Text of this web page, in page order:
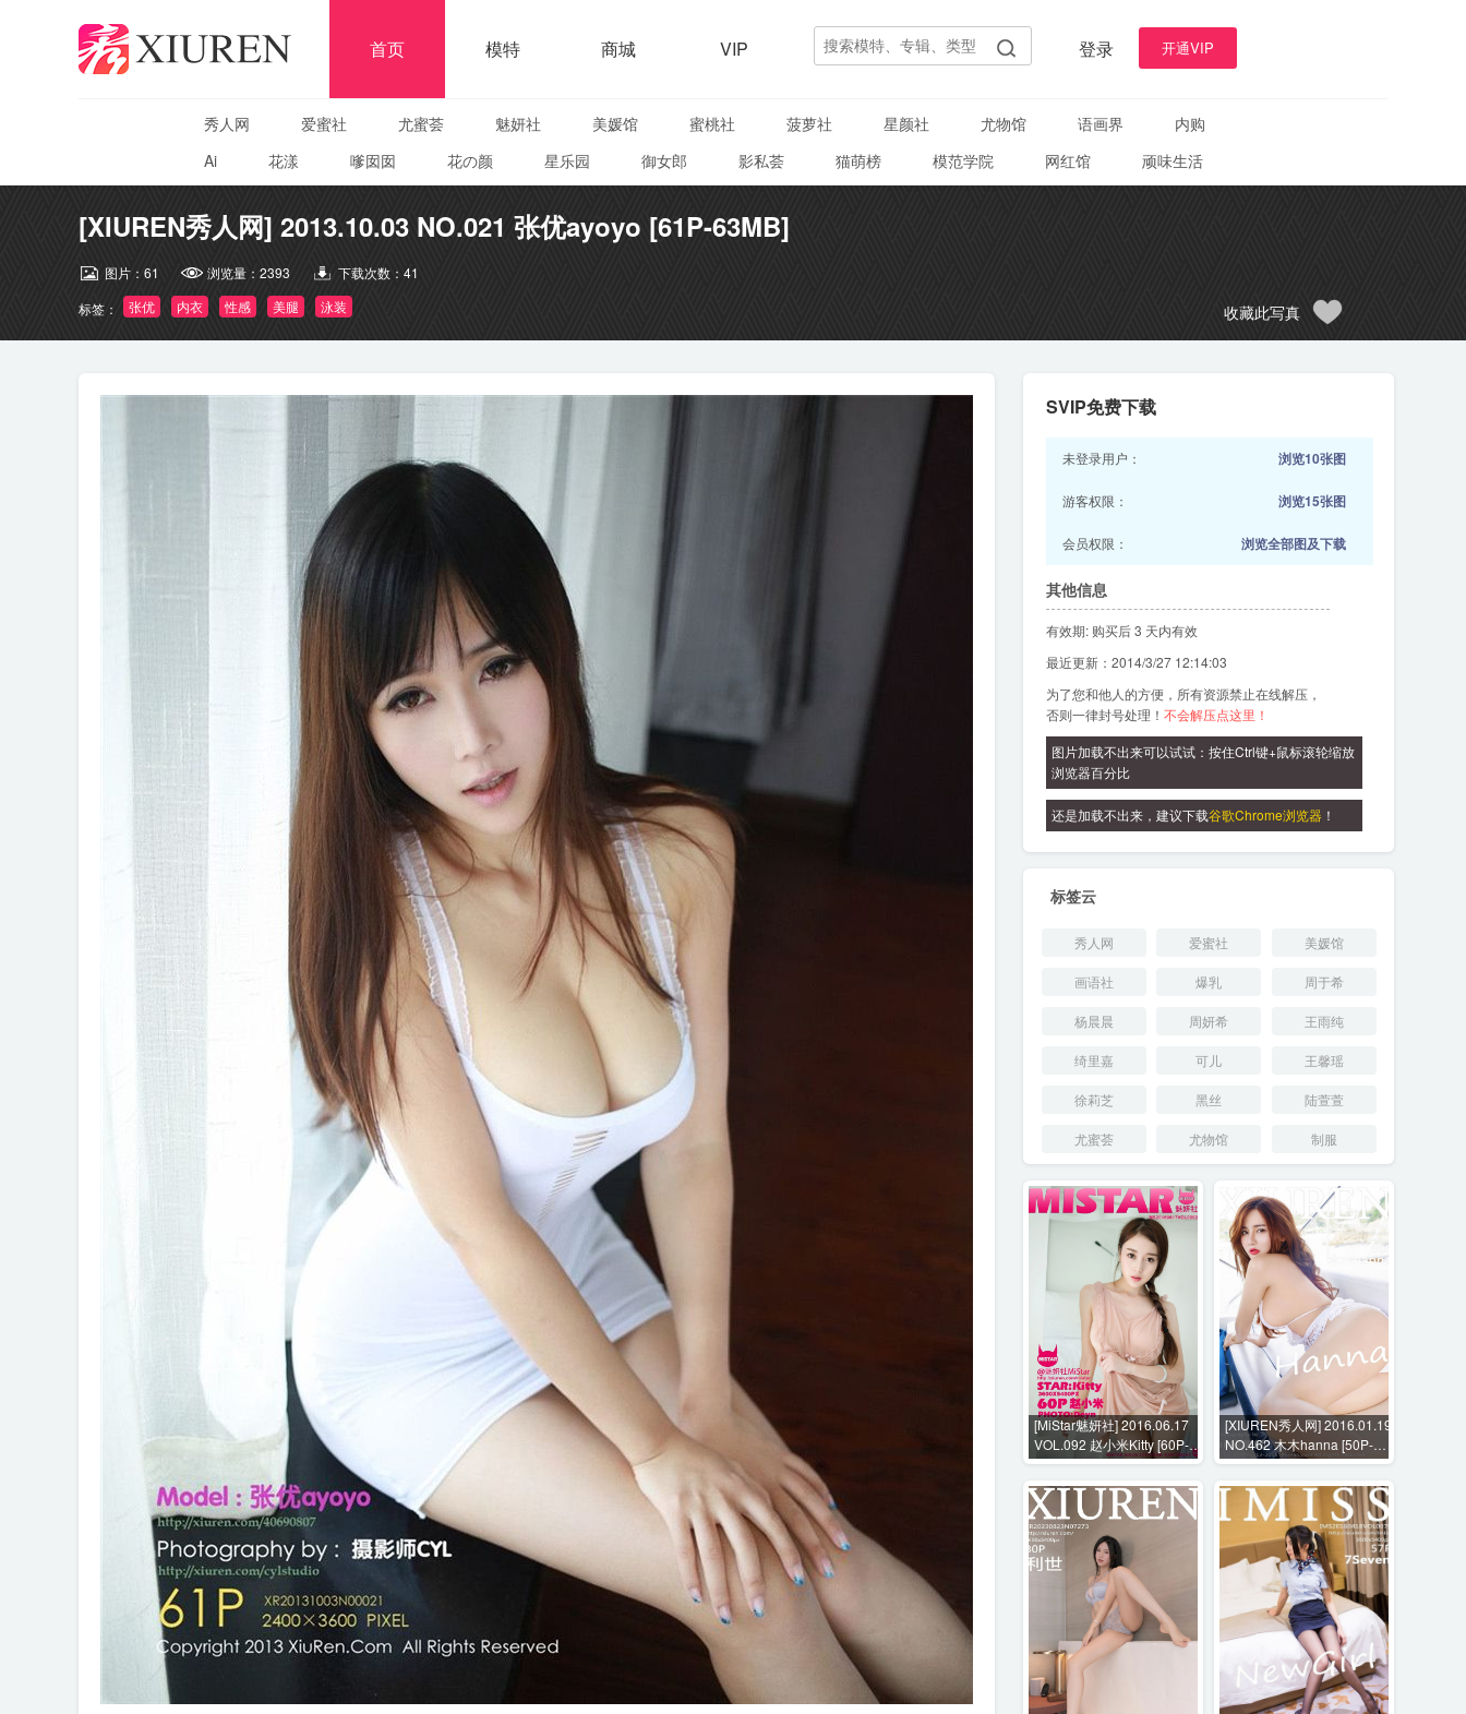
首页 模特 商城 VIP 登录 开通VIP
秀人网 爱蜜社 尤蜜荟 魅妍社 美媛馆 蜜桃社 菠萝社 星颜社 尤物馆 语画界
内购
Ai
花漾 嗲囡囡 花の颜 星乐园 御女郎 影私荟 猫萌榜 模范学院 网红馆 顽味生活
[XIUREN秀人网] 2013.10.03 NO.021 张优ayoyo [61P-63MB]
图片： 61 浏览量： 2393 下载次数： 41
标签：
张优 内衣 性感 美腿 泳装 收藏此写真
SVIP免费下载
未登录用户： 浏览10张图
游客权限： 浏览15张图
会员权限： 浏览全部图及下载
其他信息
有效期: 购买后 3 天内有效
最近更新：2014/3/27 12:14:03
为了您和他人的方便，所有资源禁止在线解压，
否则一律封号处理！ 不会解压点这里！
图片加载不出来可以试试：按住Ctrl键+鼠标滚轮缩放
浏览器百分比
还是加载不出来，建议下载谷歌Chrome浏览器 ！
标签云
秀人网 爱蜜社 美媛馆
画语社 爆乳 周于希
杨晨晨 周妍希 王雨纯
绮里嘉 可儿 王馨瑶
徐莉芝 黑丝 陆萱萱
尤蜜荟 尤物馆 制服
[MiStar魅妍社] 2016.06.17
VOL.092 赵小米Kitty [60P-
182MB]
[XIUREN秀人网] 2016.01.19
NO.462 木木hanna [50P-
145MB]